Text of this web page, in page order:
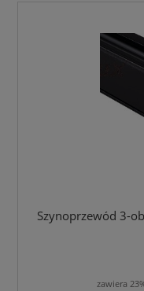
Szynoprzewód 3-
zawiera